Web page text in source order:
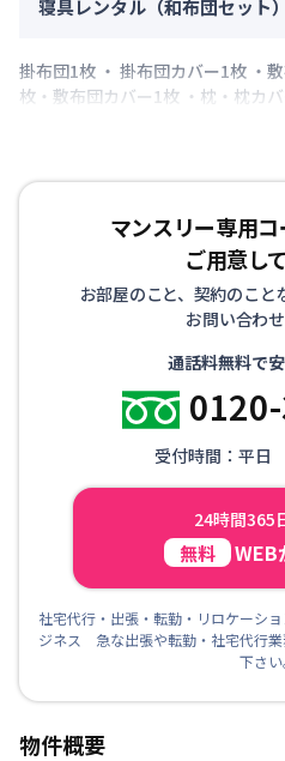
寝具レンタル（和布団セット）
掛布団1枚 ・ 掛布団カバー1枚 ・
枚・敷布団カバー1枚 ・枕・枕カ
マンスリー専用
ご用意し
お部屋のこと、契約のこ
お問い合わ
通話料無料で
受付時間：平
24時間365
無料 WEB
社宅代行・出張・転勤・リロケーシ
ジネス 急な出張や転勤・社宅代行
下さい
物件概要